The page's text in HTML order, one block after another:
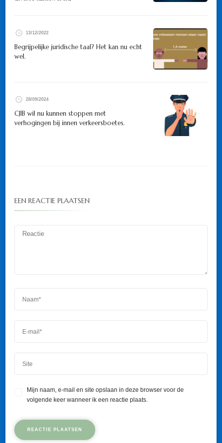
13/12/2022
Begrijpelijke juridische taal? Het kan nu echt
wel.
28/09/2024
CJIB wil nu kunnen stoppen met
verhogingen bij innen verkeersboetes.
EEN REACTIE PLAATSEN
Mijn naam, e-mail en site opslaan in deze browser voor de
volgende keer wanneer ik een reactie plaats.